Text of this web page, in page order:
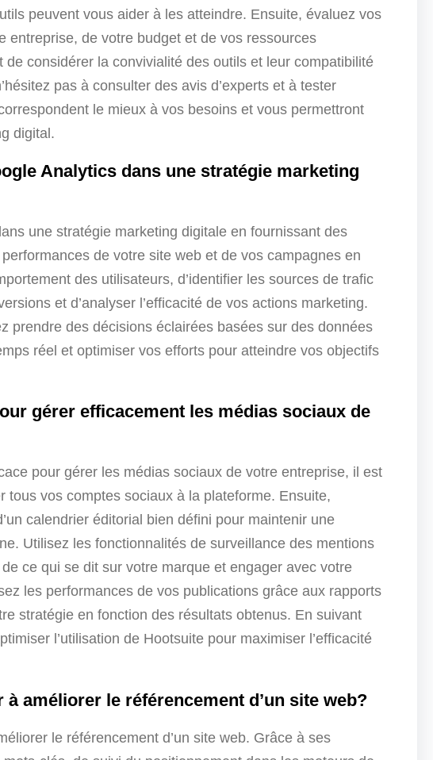
peuvent vous aider à les atteindre. Ensuite, évaluez vos
entreprise, de votre budget et de vos ressources
considérer la convivialité des outils et leur compatibilité
pas à consulter des avis d’experts et à tester
le mieux à vos besoins et vous permettront
digital.
Analytics dans une stratégie marketing
une stratégie marketing digitale en fournissant des
de votre site web et de vos campagnes en
des utilisateurs, d’identifier les sources de trafic
et d’analyser l’efficacité de vos actions marketing.
prendre des décisions éclairées basées sur des données
réel et optimiser vos efforts pour atteindre vos objectifs
gérer efficacement les médias sociaux de
pour gérer les médias sociaux de votre entreprise, il est
tous vos comptes sociaux à la plateforme. Ensuite,
calendrier éditorial bien défini pour maintenir une
Utilisez les fonctionnalités de surveillance des mentions
ce qui se dit sur votre marque et engager avec votre
les performances de vos publications grâce aux rapports
stratégie en fonction des résultats obtenus. En suivant
l’utilisation de Hootsuite pour maximiser l’efficacité
améliorer le référencement d’un site web?
le référencement d’un site web. Grâce à ses